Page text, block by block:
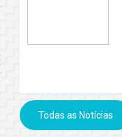
Todas as Notícias